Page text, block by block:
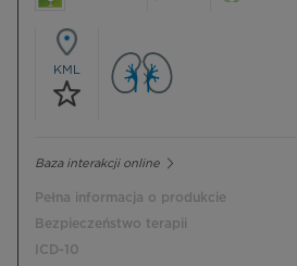
KML
Baza interakcji online
Pełna informacja o produkcie
Bezpieczeństwo terapii
ICD-10